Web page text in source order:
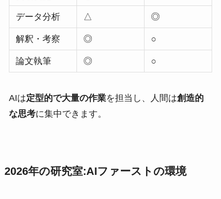
データ分析 △ ◎
解釈・考察 ◎ ○
論文執筆 ◎ ○
AIは定型的で大量の作業を担当し、人間は創造的
な思考に集中できます。
2026年の研究室:AIファーストの環境